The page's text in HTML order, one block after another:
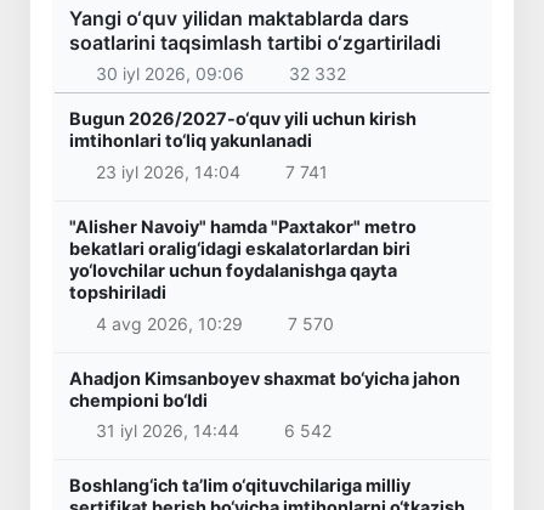
Yangi o‘quv yilidan maktablarda dars
soatlarini taqsimlash tartibi o‘zgartiriladi
30 iyl 2026, 09:06 32 332
Bugun 2026/2027-o‘quv yili uchun kirish
imtihonlari to‘liq yakunlanadi
23 iyl 2026, 14:04
7 741
"Alisher Navoiy" hamda "Paxtakor" metro
bekatlari oralig‘idagi eskalatorlardan biri
yo‘lovchilar uchun foydalanishga qayta
topshiriladi
4 avg 2026, 10:29
7 570
Ahadjon Kimsanboyev shaxmat bo‘yicha jahon
chempioni bo‘ldi
31 iyl 2026, 14:44
6 542
Boshlang‘ich ta’lim o‘qituvchilariga milliy